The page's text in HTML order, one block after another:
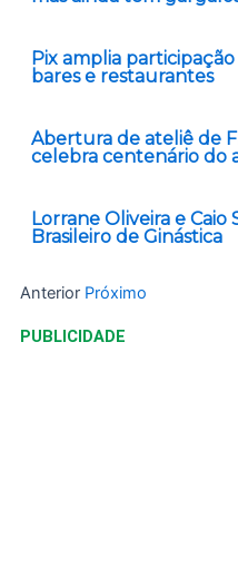
Pix amplia
bares e restaurantes
Abertura de ateliê de
celebra centenário do
Lorrane Oliveira e Caio
Brasileiro de Ginástica
Anterior Próximo
PUBLICIDADE